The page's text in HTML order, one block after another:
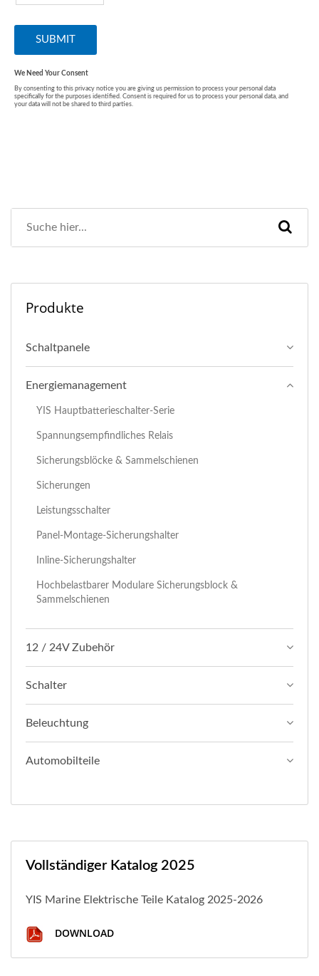
Produkte
Schaltpanele
Energiemanagement
YIS Hauptbatterieschalter-Serie
Spannungsempfindliches Relais
Sicherungsblöcke & Sammelschienen
Sicherungen
Leistungsschalter
Panel-Montage-Sicherungshalter
Inline-Sicherungshalter
Hochbelastbarer Modulare Sicherungsblock &
Sammelschienen
12 / 24V Zubehör
Schalter
Beleuchtung
Automobilteile
Vollständiger Katalog 2025
YIS Marine Elektrische Teile Katalog 2025-2026
DOWNLOAD